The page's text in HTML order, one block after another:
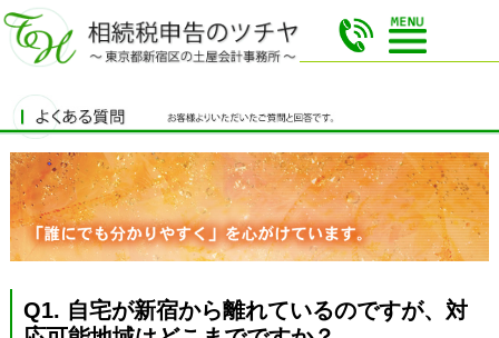
Q1. 自宅が新宿から離れているのですが、対